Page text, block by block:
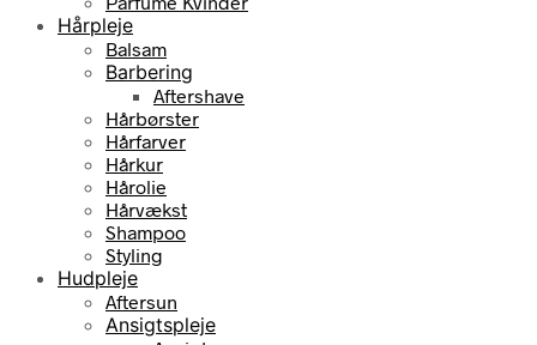
Hårpleje
Balsam
Barbering
Aftershave
Hårbørster
Hårfarver
Hårkur
Hårolie
Hårvækst
Shampoo
Styling
Hudpleje
Aftersun
Ansigtspleje